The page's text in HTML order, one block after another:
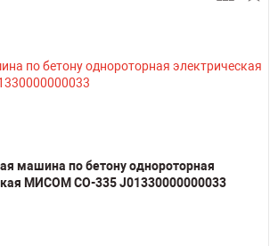
машина по бетону однороторная
МИСОМ СО-335 J01330000000033